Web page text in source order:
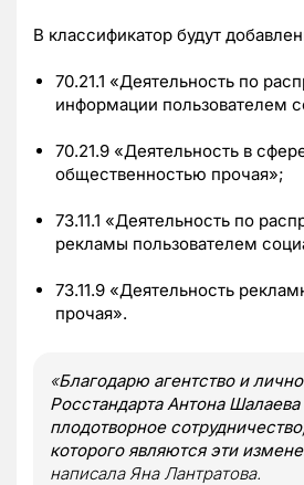
В классификатор будут
70.21.1 «Деятельность по
информации пользователем
70.21.9 «Деятельность в
общественностью прочая»;
73.11.1 «Деятельность по
рекламы пользователем
73.11.9 «Деятельность
прочая».
«Благодарю агентство и
Росстандарта Антона Шалаева
плодотворное
которого являются эти
написала Яна Лантратова.